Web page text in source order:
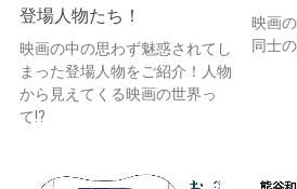
登場人物たち！
映画の中の思わず魅惑されてし
まった登場人物をご紹介！人物
から見えてくる映画の世界っ
て!?
映画
同士